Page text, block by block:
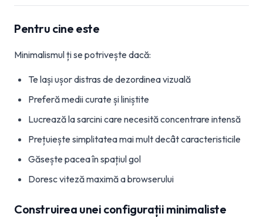
Pentru cine este
Minimalismul ți se potrivește dacă:
Te lași ușor distras de dezordinea vizuală
Preferă medii curate și liniștite
Lucrează la sarcini care necesită concentrare intensă
Prețuiește simplitatea mai mult decât caracteristicile
Găsește pacea în spațiul gol
Doresc viteză maximă a browserului
Construirea unei configurații minimaliste